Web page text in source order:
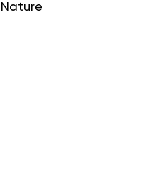
Nature